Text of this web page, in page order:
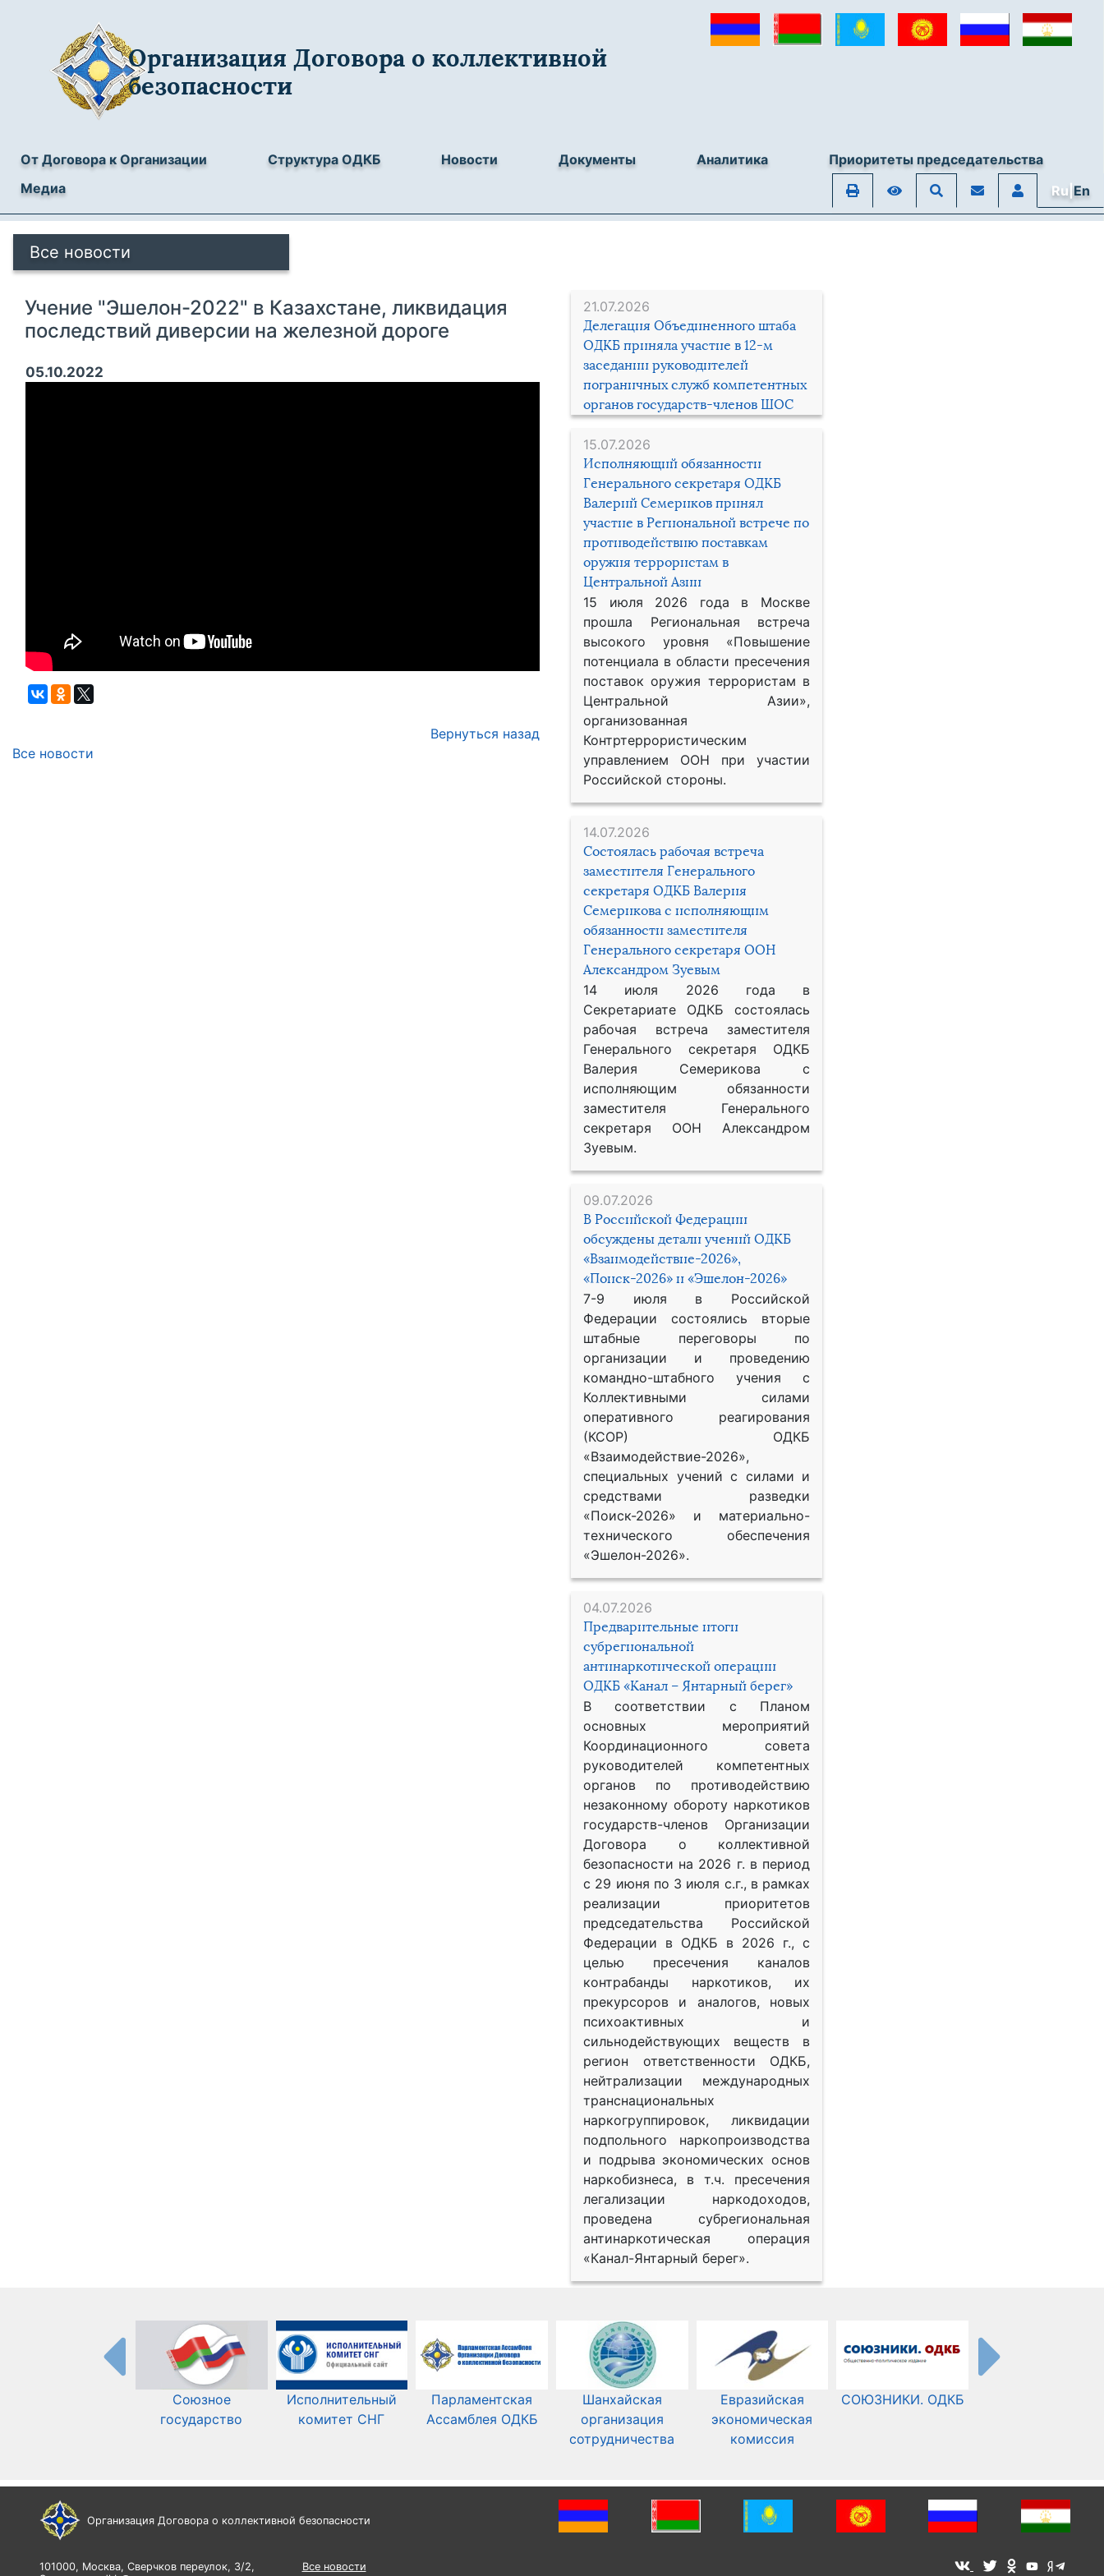
Организация Договора о коллективной
безопасности
От Договора к Организации Структура ОДКБ Новости Документы Аналитика
Приоритеты председательства
Медиа
Ru|En
Все новости
21.07.2026
Делегация Объединенного штаба
ОДКБ приняла участие в 12-м
заседании руководителей
пограничных служб компетентных
органов государств-членов ШОС
15.07.2026
Исполняющий обязанности
Генерального секретаря ОДКБ
Валерий Семериков принял
участие в Региональной встрече по
противодействию поставкам
оружия террористам в
Центральной Азии
15 июля 2026 года в Москве
прошла Региональная встреча
высокого уровня «Повышение
потенциала в области пресечения
поставок оружия террористам в
Центральной Азии»,
организованная
Контртеррористическим
управлением ООН при участии
Российской стороны.
14.07.2026
Состоялась рабочая встреча
заместителя Генерального
секретаря ОДКБ Валерия
Семерикова с исполняющим
обязанности заместителя
Генерального секретаря ООН
Александром Зуевым
14 июля 2026 года в
Секретариате ОДКБ состоялась
рабочая встреча заместителя
Генерального секретаря ОДКБ
Валерия Семерикова с
исполняющим обязанности
заместителя Генерального
секретаря ООН Александром
Зуевым.
09.07.2026
В Российской Федерации
обсуждены детали учений ОДКБ
«Взаимодействие-2026»,
«Поиск-2026» и «Эшелон-2026»
7-9 июля в Российской
Федерации состоялись вторые
штабные переговоры по
организации и проведению
командно-штабного учения с
Коллективными силами
оперативного реагирования
(КСОР) ОДКБ
«Взаимодействие-2026»,
специальных учений с силами и
средствами разведки
«Поиск-2026» и материально-
технического обеспечения
«Эшелон-2026».
04.07.2026
Предварительные итоги
субрегиональной
антинаркотической операции
ОДКБ «Канал – Янтарный берег»
В соответствии с Планом
основных мероприятий
Координационного совета
руководителей компетентных
органов по противодействию
незаконному обороту наркотиков
государств-членов Организации
Договора о коллективной
безопасности на 2026 г. в период
с 29 июня по 3 июля с.г., в рамках
реализации приоритетов
председательства Российской
Федерации в ОДКБ в 2026 г., с
целью пресечения каналов
контрабанды наркотиков, их
прекурсоров и аналогов, новых
психоактивных и
сильнодействующих веществ в
регион ответственности ОДКБ,
нейтрализации международных
транснациональных
наркогруппировок, ликвидации
подпольного наркопроизводства
и подрыва экономических основ
наркобизнеса, в т.ч. пресечения
легализации наркодоходов,
проведена субрегиональная
антинаркотическая операция
«Канал-Янтарный берег».
Учение "Эшелон-2022" в Казахстане, ликвидация
последствий диверсии на железной дороге
05.10.2022
Вернуться назад
Все новости
Союзное
государство
Исполнительный
комитет СНГ
Парламентская
Ассамблея ОДКБ
Шанхайская
организация
сотрудничества
Евразийская
экономическая
комиссия
СОЮЗНИКИ. ОДКБ
Организация Договора о коллективной безопасности
101000, Москва, Сверчков переулок, 3/2,
Все новости